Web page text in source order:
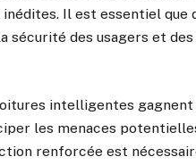
Il est essentiel que
sécurité des usagers et
intelligentes
les menaces
renforcée est